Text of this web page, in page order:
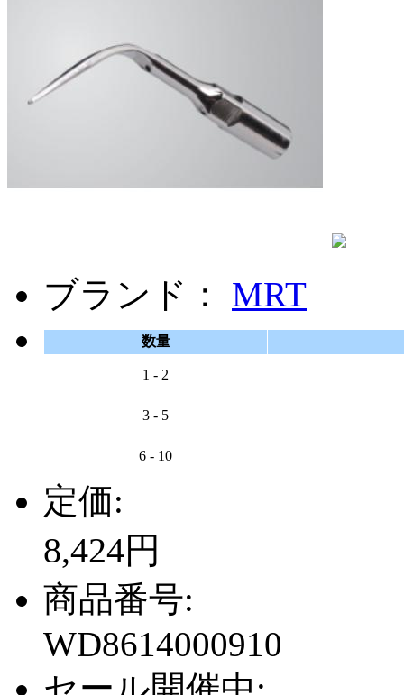
ブランド： MRT
数量
1 - 2
3 - 5
6 - 10
定価:
8,424円
商品番号:
WD8614000910